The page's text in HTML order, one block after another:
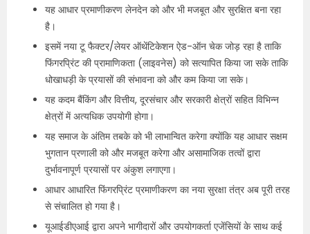
यह आधार प्रमाणीकरण लेनदेन को और भी मजबूत और सुरक्षित बना रहा
है।
इसमें नया टू फैक्टर/लेयर ऑथेंटिकेशन ऐड-ऑन चेक जोड़ रहा है ताकि
फिंगरप्रिंट की प्रामाणिकता (लाइवनेस) को सत्यापित किया जा सके ताकि
धोखाधड़ी के प्रयासों की संभावना को और कम किया जा सके।
यह कदम बैंकिंग और वित्तीय, दूरसंचार और सरकारी क्षेत्रों सहित विभिन्न
क्षेत्रों में अत्यधिक उपयोगी होगा।
यह समाज के अंतिम तबके को भी लाभान्वित करेगा क्योंकि यह आधार सक्षम
भुगतान प्रणाली को और मजबूत करेगा और असामाजिक तत्वों द्वारा
दुर्भावनापूर्ण प्रयासों पर अंकुश लगाएगा।
आधार आधारित फिंगरप्रिंट प्रमाणीकरण का नया सुरक्षा तंत्र अब पूरी तरह
से संचालित हो गया है।
यूआईडीएआई द्वारा अपने भागीदारों और उपयोगकर्ता एजेंसियों के साथ कई